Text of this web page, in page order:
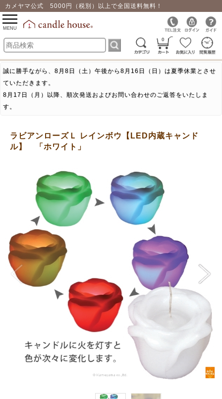
カメヤマ公式 5000円（税別）以上で全国送料無料！
0
toggle
navigation
MENU
誠に勝手ながら、8月8日（土）午後から8月16日（日）は夏季休業とさせ
ていただきます。
8月17日（月）以降、順次発送およびお問い合わせのご返答をいたしま
す。
ラビアンローズＬ レインボウ【LED内蔵キャンド
ル】 「ホワイト」